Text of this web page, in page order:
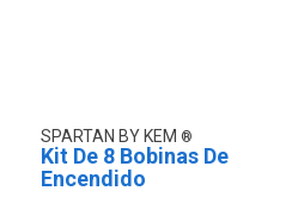
SPARTAN BY KEM
Kit De 8 Bobinas De
Encendido